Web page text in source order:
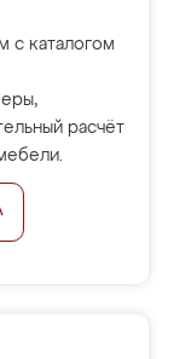
с каталогом
расчёт